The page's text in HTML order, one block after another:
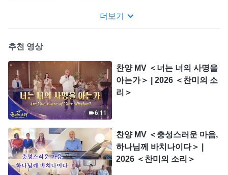
더보기
추천 영상
6:11
찬양 MV ＜너는 너의 사명을
아는가＞ | 2026 ＜찬미의 소
리＞
찬양 MV ＜충성스러운 마음,
하나님께 바치나이다＞ |
2026 ＜찬미의 소리＞